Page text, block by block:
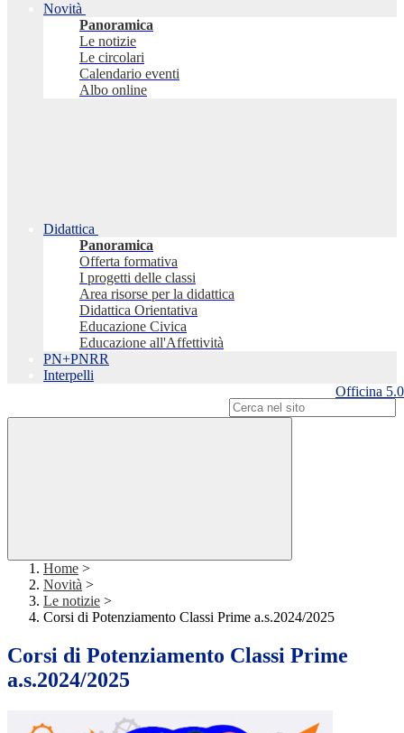
Novità
Panoramica
Le notizie
Le circolari
Calendario eventi
Albo online
Didattica
Panoramica
Offerta formativa
I progetti delle classi
Area risorse per la didattica
Didattica Orientativa
Educazione Civica
Educazione all'Affettività
PN+PNRR
Interpelli
Officina 5.0
Home >
Novità >
Le notizie >
Corsi di Potenziamento Classi Prime a.s.2024/2025
Corsi di Potenziamento Classi Prime
a.s.2024/2025